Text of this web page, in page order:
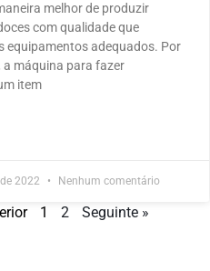
melhor de produzir
com qualidade que
equipamentos adequados. Por
a máquina para fazer
item
2022 Nenhum comentário
1 2 Seguinte »